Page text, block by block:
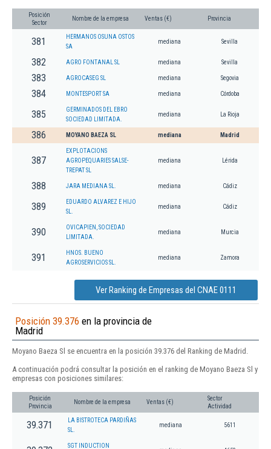
Posición
Sector
Nombre de la empresa Ventas (€) Provincia
381
HERMANOS OSUNA OSTOS
SA
mediana Sevilla
382 AGRO FONTANAL SL mediana Sevilla
383 AGROCASEG SL mediana Segovia
384 MONTESPORT SA mediana Córdoba
385
GERMINADOS DEL EBRO
SOCIEDAD LIMITADA.
mediana La Rioja
386 MOYANO BAEZA SL mediana Madrid
387
EXPLOTACIONS
AGROPEQUARIES SALSE-
TREPAT SL
mediana Lérida
388 JARA MEDIANA SL. mediana Cádiz
389
EDUARDO ALVAREZ E HIJO
SL.
mediana Cádiz
390
OVICAPIEN, SOCIEDAD
LIMITADA.
mediana Murcia
391
HNOS. BUENO
AGROSERVICIOS SL.
mediana Zamora
Ver Ranking de Empresas del CNAE 0111
Posición 39.376 en la provincia de
Madrid
Moyano Baeza Sl se encuentra en la posición 39.376 del Ranking de Madrid.
A continuación podrá consultar la posición en el ranking de Moyano Baeza Sl y
empresas con posiciones similares:
Posición
Provincia
Nombre de la empresa Ventas (€)
Sector
Actividad
39.371
LA BISTROTECA PARDIÑAS
SL.
mediana 5611
SGT INDUCTION